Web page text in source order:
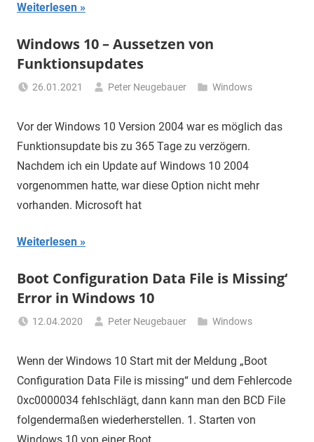
Weiterlesen
Windows 10 – Aussetzen von
Funktionsupdates
26.01.2021 Peter Neugebauer Windows
Vor der Windows 10 Version 2004 war es möglich das
Funktionsupdate bis zu 365 Tage zu verzögern.
Nachdem ich ein Update auf Windows 10 2004
vorgenommen hatte, war diese Option nicht mehr
vorhanden. Microsoft hat
Weiterlesen
Boot Configuration Data File is Missing‘
Error in Windows 10
12.04.2020 Peter Neugebauer Windows
Wenn der Windows 10 Start mit der Meldung „Boot
Configuration Data File is missing“ und dem Fehlercode
0xc0000034 fehlschlägt, dann kann man den BCD File
folgendermaßen wiederherstellen. 1. Starten von